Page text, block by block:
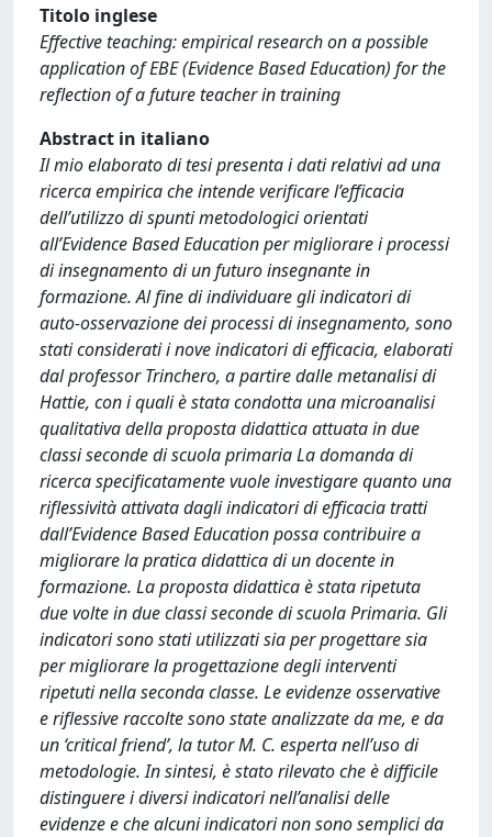
Titolo inglese
Effective teaching: empirical research on a possible
application of EBE (Evidence Based Education) for the
reflection of a future teacher in training
Abstract in italiano
Il mio elaborato di tesi presenta i dati relativi ad una
ricerca empirica che intende verificare l’efficacia
dell’utilizzo di spunti metodologici orientati
all’Evidence Based Education per migliorare i processi
di insegnamento di un futuro insegnante in
formazione. Al fine di individuare gli indicatori di
auto-osservazione dei processi di insegnamento, sono
stati considerati i nove indicatori di efficacia, elaborati
dal professor Trinchero, a partire dalle metanalisi di
Hattie, con i quali è stata condotta una microanalisi
qualitativa della proposta didattica attuata in due
classi seconde di scuola primaria La domanda di
ricerca specificatamente vuole investigare quanto una
riflessività attivata dagli indicatori di efficacia tratti
dall’Evidence Based Education possa contribuire a
migliorare la pratica didattica di un docente in
formazione. La proposta didattica è stata ripetuta
due volte in due classi seconde di scuola Primaria. Gli
indicatori sono stati utilizzati sia per progettare sia
per migliorare la progettazione degli interventi
ripetuti nella seconda classe. Le evidenze osservative
e riflessive raccolte sono state analizzate da me, e da
un ‘critical friend’, la tutor M. C. esperta nell’uso di
metodologie. In sintesi, è stato rilevato che è difficile
distinguere i diversi indicatori nell’analisi delle
evidenze e che alcuni indicatori non sono semplici da